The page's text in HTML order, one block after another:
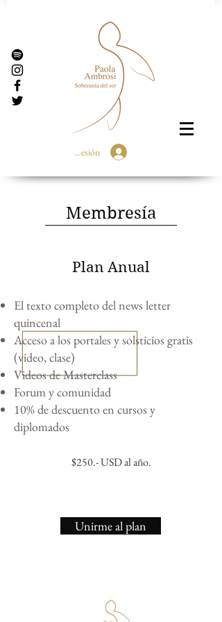
Iniciar Sesión
Membresía
Plan Anual
El texto completo del news letter
quincenal
Acceso a los portales y solsticios gratis
(video, clase)
Videos de Masterclass
Forum y comunidad
10% de descuento en cursos y
diplomados
$250.- USD al año.
Unirme al plan